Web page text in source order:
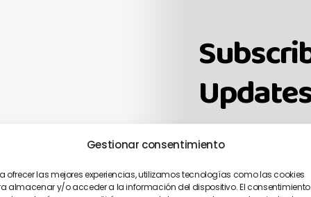
Gestionar consentimiento
ofrecer las mejores experiencias, utilizamos tecnologías como las cookies
almacenar y/o acceder a la información del dispositivo. El